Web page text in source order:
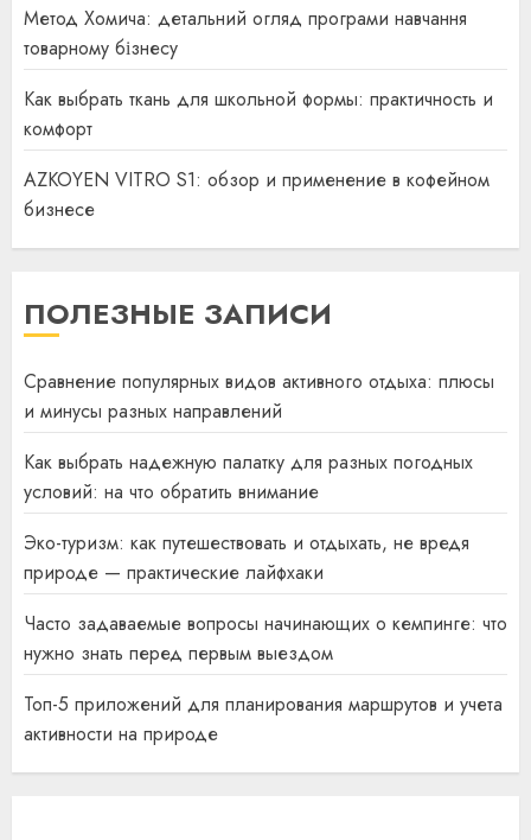
Метод Хомича: детальний огляд програми навчання
товарному бізнесу
Как выбрать ткань для школьной формы: практичность и
комфорт
AZKOYEN VITRO S1: обзор и применение в кофейном
бизнесе
ПОЛЕЗНЫЕ ЗАПИСИ
Сравнение популярных видов активного отдыха: плюсы
и минусы разных направлений
Как выбрать надежную палатку для разных погодных
условий: на что обратить внимание
Эко-туризм: как путешествовать и отдыхать, не вредя
природе — практические лайфхаки
Часто задаваемые вопросы начинающих о кемпинге: что
нужно знать перед первым выездом
Топ-5 приложений для планирования маршрутов и учета
активности на природе